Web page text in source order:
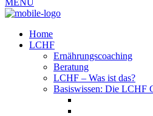
MENU
Home
LCHF
Ernährungscoaching
Beratung
LCHF – Was ist das?
Basiswissen: Die LCHF